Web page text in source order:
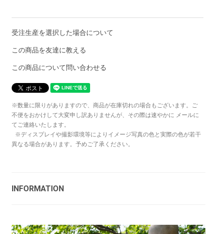
受注生産を選択した場合について
この商品を友達に教える
この商品について問い合わせる
※数量に限りがありますので、商品が在庫切れの場合もございます。ご
不便をおかけして大変申し訳ありませんが、その際は速やかに メールに
てご連絡いたします。
※ディスプレイや撮影環境等によりイメージ写真の色と実際の色が若干
異なる場合があります。予めご了承ください。
INFORMATION